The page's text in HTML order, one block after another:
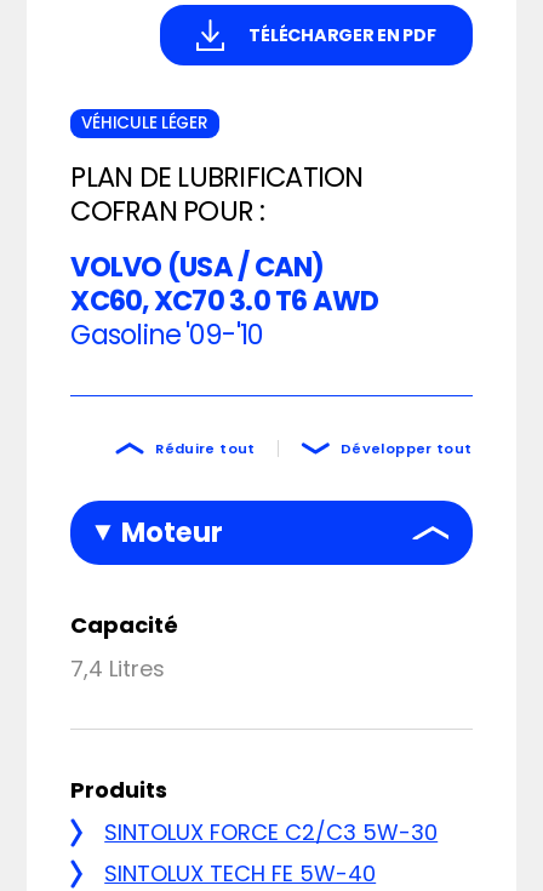
TÉLÉCHARGER EN PDF
VÉHICULE LÉGER
PLAN DE LUBRIFICATION
COFRAN POUR :
VOLVO (USA / CAN)
XC60, XC70 3.0 T6 AWD
Gasoline'09-'10
Réduire tout Développer tout
Moteur
Capacité
7,4 Litres
Produits
SINTOLUX FORCE C2/C3 5W-30
SINTOLUX TECH FE 5W-40